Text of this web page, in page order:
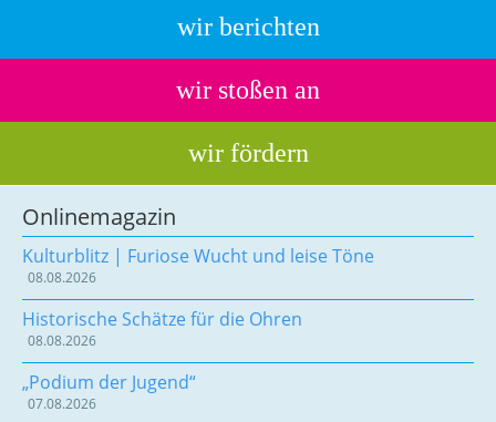
wir berichten
wir stoßen an
wir fördern
Onlinemagazin
Kulturblitz | Furiose Wucht und leise Töne
08.08.2026
Historische Schätze für die Ohren
08.08.2026
„Podium der Jugend“
07.08.2026